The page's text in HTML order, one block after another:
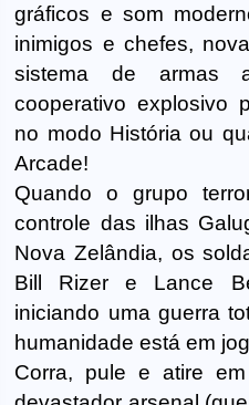
gráficos e som
inimigos e chefes,
sistema de armas
cooperativo explosivo
no modo História ou
Arcade!
Quando o grupo
controle das ilhas
Nova Zelândia, os
Bill Rizer e Lance
iniciando uma guerra
humanidade está em
Corra, pule e atire